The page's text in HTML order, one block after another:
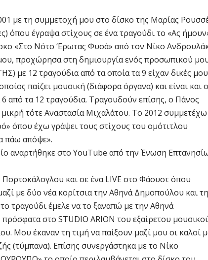
με τη συμμετοχή μου στο δίσκο της Μαρίας
όπου έγραψα στίχους σε ένα τραγούδι το «Ας
«Στο Νότο ‘Ερωτας Φυσά» από τον Νίκο
προχώρησα στη δημιουργία ενός προσωπικού
με 12 τραγούδια από τα οποία τα 9 είχαν δικές μου
παίζει μουσική (διάφορα όργανα) και είναι και ο
από τα 12 τραγούδια. Τραγουδούν επίσης, ο Πάνος
τότε Αναστασία Μιχαλάτου. Το 2012 συμμετέχω
όπου έχω γράψει τους στίχους του ομότιτλου
πάω απόψε».
αναρτήθηκε στο YouTube από την Ένωση
και σε ένα LIVE στο Φάουστ όπου
με δύο νέα κορίτσια την Αθηνά Δημοπούλου και
τραγούδι έμελε να το ξαναπώ με την Αθηνά
στο STUDIO ARION του εξαίρετου
Μου έκαναν τη τιμή να παίξουν μαζί μου οι καλοί
(τύμπανα). Επίσης συνεργάστηκα με το Νίκο